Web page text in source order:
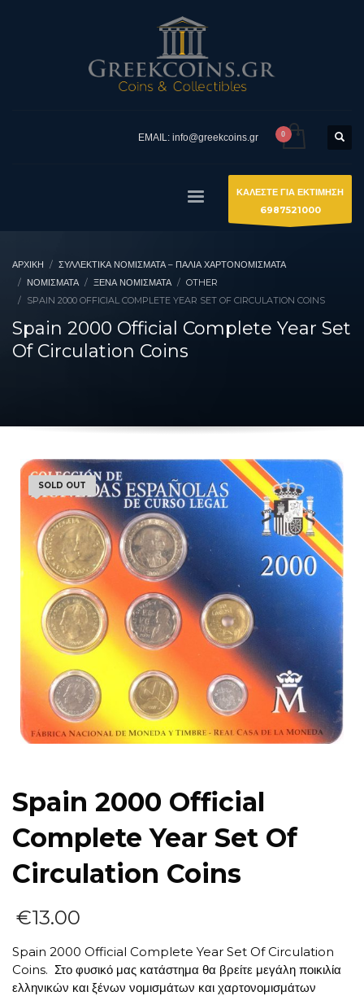
EMAIL: info@greekcoins.gr
ΚΑΛΕΣΤΕ ΓΙΑ ΕΚΤΙΜΗΣΗ
6987521000
ΑΡΧΙΚΉ
ΣΥΛΛΕΚΤΙΚΆ ΝΟΜΊΣΜΑΤΑ – ΠΑΛΙΆ ΧΑΡΤΟΝΟΜΊΣΜΑΤΑ
ΝΟΜΙΣΜΑΤΑ
ΞΈΝΑ ΝΟΜΊΣΜΑΤΑ
OTHER
SPAIN 2000 OFFICIAL COMPLETE YEAR SET OF CIRCULATION COINS
Spain 2000 Official Complete Year Set
Of Circulation Coins
SOLD OUT
Spain 2000 Official
Complete Year Set Of
Circulation Coins
€13.00
Spain 2000 Official Complete Year Set Of Circulation
Coins. Στο φυσικό μας κατάστημα θα βρείτε μεγάλη ποικιλία
ελληνικών και ξένων νομισμάτων και χαρτονομισμάτων